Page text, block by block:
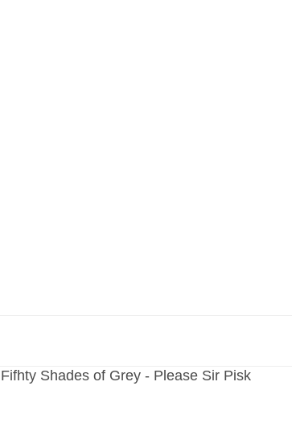
Fifhty Shades of Grey - Please Sir Pisk